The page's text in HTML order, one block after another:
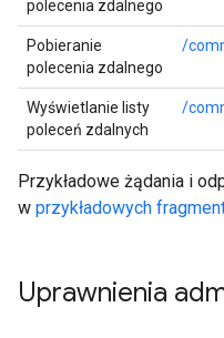
polecenia zdalnego
Pobieranie
polecenia zdalnego
/
Wyświetlanie listy
poleceń zdalnych
/
Przykładowe żądania i
w przykładowych
Uprawnienia